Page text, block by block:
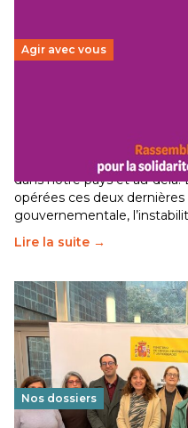
Agir avec vous
Le secteur humanitaire
dans notre pays et au-
opérées ces deux dernières
gouvernementale,
Lire la suite →
Nos dossiers